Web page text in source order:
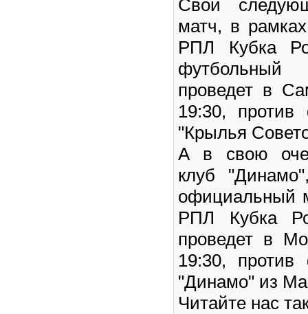
Свой
матч, в
РПЛ Кубка
проведет в
19:30, против
"Крылья
А в свою
клуб
официальный
РПЛ Кубка
проведет в
19:30, против
"Динамо" из
Читайте нас